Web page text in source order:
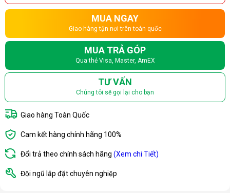
MUA NGAY
Giao hàng tận nơi trên toàn quốc
MUA TRẢ GÓP
Qua thẻ Visa, Master, AmEX
TƯ VẤN
Chúng tôi sẽ gọi lại cho bạn
Giao hàng Toàn Quốc
Cam kết hàng chính hãng 100%
Đổi trả theo chính sách hãng (Xem chi Tiết)
Đội ngũ lắp đặt chuyên nghiệp